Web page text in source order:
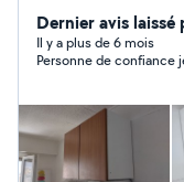
intérieur de votre
en déménagement .
Dernier avis
Il y a plus de 6 mois
Personne de confiance